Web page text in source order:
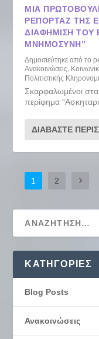
ΜΙΑ
ΡΕΠΟΡΤΆΖ ΤΗΣ
ΔΙΑΦΉΜΙΣΗ ΤΟΥ
ΜΝΗΜΟΣΥΝΗ”
Δημοσιεύτηκε από το
Ανακοινώσεις,
Πολιτιστικής
Σκαρφαλωμένοι
περίφημα
ΔΙΑΒΆΣΤΕ
1 2
KΑΤΗΓΟΡΊΕΣ
Blog Posts
Ανακοινώσεις